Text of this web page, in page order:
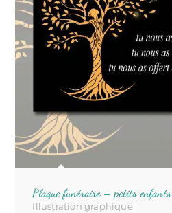
Plaque funéraire – petits enfants
Illustration graphique